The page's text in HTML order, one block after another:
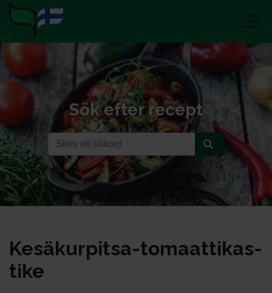
Sök efter recept
Ke­sä­kur­pit­sa-to­maat­ti­kas­
ti­ke